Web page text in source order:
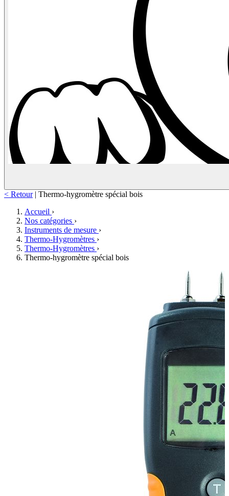
< Retour | Thermo-hygromètre spécial bois
Accueil ›
Nos catégories ›
Instruments de mesure ›
Thermo-Hygromètres ›
Thermo-Hygromètres ›
Thermo-hygromètre spécial bois